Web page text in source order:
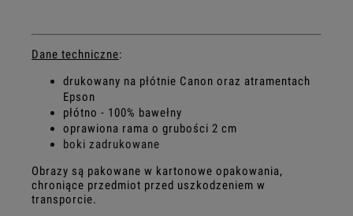
Dane techniczne:
drukowany na płótnie Canon oraz atramentach
Epson
płótno - 100% bawełny
oprawiona rama o grubości 2 cm
boki zadrukowane
Obrazy są pakowane w kartonowe opakowania,
chroniące przedmiot przed uszkodzeniem w
transporcie.